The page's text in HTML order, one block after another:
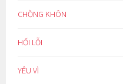
CHỒNG KHÔN
HỐI LỖI
YÊU VÌ